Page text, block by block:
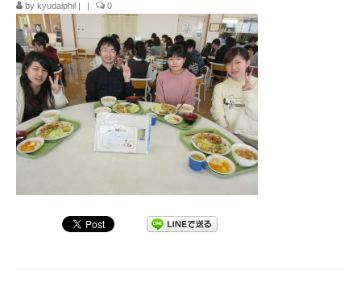
九大フィルの歴史
ご寄付のお願い
演奏会の歴史
出張演奏
九大フィル特集ページ
by kyudaiphil 0